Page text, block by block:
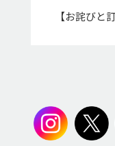
【お詫びと